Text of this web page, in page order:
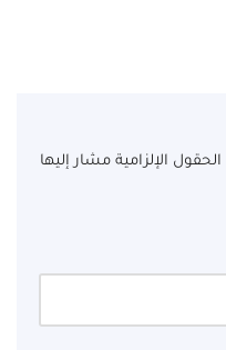
الحقول الإلزامية مشار إليها